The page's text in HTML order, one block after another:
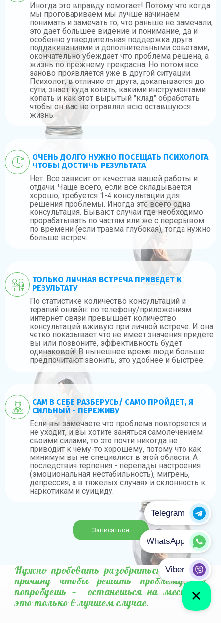
Иногда это вправду помогает! Потому что когда
мы проговариваем мы лучше начинаем
понимать и замечать то, что раньше не замечали,
это дает большее видение и понимание, да и
особенно утвердительная поддержка друга
поддакиваниями и дополнительными советами,
окончательно убеждает что проблема решена, а
жизнь по прежнему прекрасна. Но потом все
заново проявляется уже в другой ситуации.
Психолог, в отличие от друга, докапывается до
сути, знает куда копать, какими инструментами
копать и как этот вырытый "клад" обработать
чтобы он вас не отравлял всю оставшуюся
жизнь.
ОЧЕНЬ ДОЛГО НУЖНО ПОСЕЩАТЬ ПСИХОЛОГА
ЧТОБЫ ДОСТИЧЬ РЕЗУЛЬТАТА
Нет. Все зависит от качества вашей работы и
отдачи. Чаще всего, если все складывается
хорошо, требуется 1-4 консультации для
решения проблемы. Иногда это всего одна
консультация. Бывают случаи где необходимо
прорабатывать по частям или же с перерывом
по времени (если травма глубокая), тогда нужно
больше встреч.
ТОЛЬКО ЛИЧНАЯ ВСТРЕЧА ПРИВЕДЕТ К
РЕЗУЛЬТАТУ
По статистике количество консультаций и
терапий онлайн: по телефону/приложениям
интернет связи превышает количество
консультаций вживую при личной встрече. И она
чётко показывает что не имеет значения придете
вы или позвоните, эффективность будет
одинаковой! В нынешнее время люди больше
предпочитают звонить, это удобнее и быстрее.
САМ В СЕБЕ РАЗБЕРУСЬ/ САМО ПРОЙДЕТ, Я
СИЛЬНЫЙ - ПЕРЕЖИВУ
Если вы замечаете что проблема повторяется и
не уходит, и вы хотите заняться самолечением
своими силами, то это почти никогда не
приводит к чему-то хорошему, потому что как
минимум вы не специалист в этой области. А
последствия терпения - перепады настроения
(эмоциональная нестабильность), мигрень,
депрессия, а в тяжелых случаях и склонность к
наркотикам и суициду.
Записаться
Нужно пробовать разобраться и найти
причину чтобы решить проблему. Не
попробуешь — останешься на месте, и
это только в лучшем случае.